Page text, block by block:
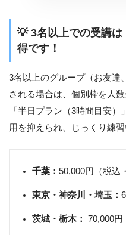
💡 3名以上での受講
得です！
3名以上のグループ（お友達
される場合は、個別枠を人
「半日プラン（3時間目安
用を抑えられ、じっくり練習
千葉：50,000円（税込
東京・神奈川・埼玉：
茨城・栃木： 70,000円